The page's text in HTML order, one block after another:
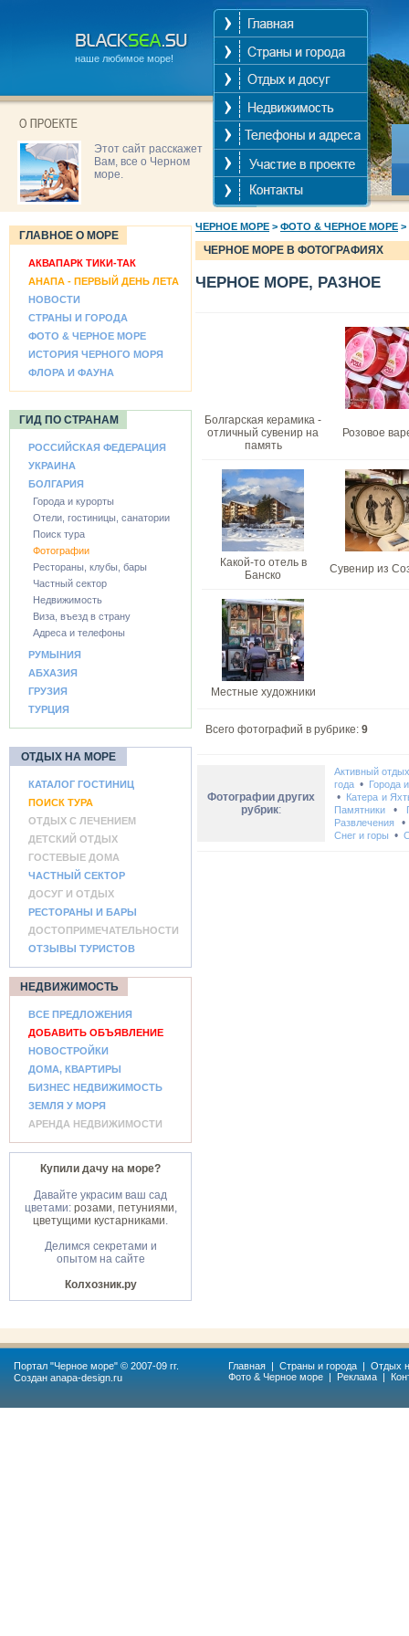
наше любимое море!
Этот сайт расскажет
Вам, все о Черном
море.
ГЛАВНОЕ О МОРЕ
АКВАПАРК ТИКИ-ТАК
АНАПА - ПЕРВЫЙ ДЕНЬ ЛЕТА
НОВОСТИ
СТРАНЫ И ГОРОДА
ФОТО & ЧЕРНОЕ МОРЕ
ИСТОРИЯ ЧЕРНОГО МОРЯ
ФЛОРА И ФАУНА
ГИД ПО СТРАНАМ
РОССИЙСКАЯ ФЕДЕРАЦИЯ
УКРАИНА
БОЛГАРИЯ
Города и курорты
Отели, гостиницы, санатории
Поиск тура
Фотографии
Рестораны, клубы, бары
Частный сектор
Недвижимость
Виза, въезд в страну
Адреса и телефоны
РУМЫНИЯ
АБХАЗИЯ
ГРУЗИЯ
ТУРЦИЯ
ОТДЫХ НА МОРЕ
КАТАЛОГ ГОСТИНИЦ
ПОИСК ТУРА
ОТДЫХ С ЛЕЧЕНИЕМ
ДЕТСКИЙ ОТДЫХ
ГОСТЕВЫЕ ДОМА
ЧАСТНЫЙ СЕКТОР
ДОСУГ И ОТДЫХ
РЕСТОРАНЫ И БАРЫ
ДОСТОПРИМЕЧАТЕЛЬНОСТИ
ОТЗЫВЫ ТУРИСТОВ
НЕДВИЖИМОСТЬ
ВСЕ ПРЕДЛОЖЕНИЯ
ДОБАВИТЬ ОБЪЯВЛЕНИЕ
НОВОСТРОЙКИ
ДОМА, КВАРТИРЫ
БИЗНЕС НЕДВИЖИМОСТЬ
ЗЕМЛЯ У МОРЯ
АРЕНДА НЕДВИЖИМОСТИ
Купили дачу на море?
Давайте украсим ваш сад
цветами: розами, петуниями,
цветущими кустарниками.
Делимся секретами и
опытом на сайте
Колхозник.ру
ЧЕРНОЕ МОРЕ > ФОТО & ЧЕРНОЕ МОРЕ >
ЧЕРНОЕ МОРЕ В ФОТОГРАФИЯХ
ЧЕРНОЕ МОРЕ, РАЗНОЕ
Болгарская керамика -
отличный сувенир на
память
Розовое
Какой-то отель в
Банско
Сувенир из
Местные художники
Всего фотографий в рубрике: 9
Фотографии других
рубрик:
Активный отдых
года• Города
• Катера и
Памятники•
Развлечения
Снег и горы •
Портал "Черное море" © 2007-09 гг.
Создан anapa-design.ru
Главная | Страны и города | Отдых
Фото & Черное море | Реклама |